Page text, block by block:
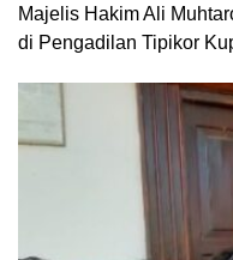
Majelis Hakim Ali
di Pengadilan Tipikor